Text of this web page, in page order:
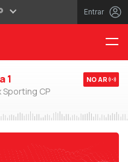
Entrar
1
Sporting CP
NO AR